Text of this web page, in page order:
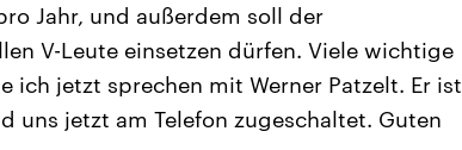
Jahr, und außerdem soll der
V-Leute einsetzen dürfen. Viele wichtige
ich jetzt sprechen mit Werner Patzelt. Er ist
uns jetzt am Telefon zugeschaltet. Guten